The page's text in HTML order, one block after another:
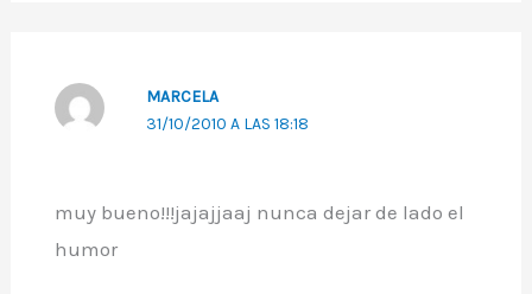
MARCELA
31/10/2010 A LAS 18:18
muy bueno!!!jajajjaaj nunca dejar de lado el
humor